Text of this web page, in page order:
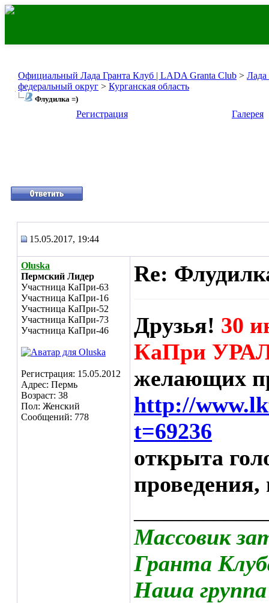
Официальный Лада Гранта Клуб | LADA Granta Club > Лада
федеральный округ > Курганская область
Флудилка =)
Регистрация Галерея
15.05.2017, 19:44
Oluska
Пермский Лидер
Участница КаПри-63
Участница КаПри-16
Участница КаПри-52
Участница КаПри-73
Участница КаПри-46
Регистрация: 15.05.2012
Адрес: Пермь
Возраст: 38
Пол: Женский
Сообщений: 778
Re:
Друзья! 30
КаПри
желающих
http://
t=69236
открыта
Массовик
Гранта
Наша